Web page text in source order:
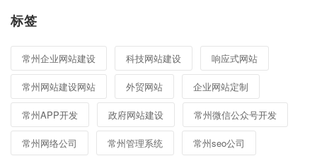
标签
常州企业网站建设 科技网站建设 响应式网站
常州网站建设网站 外贸网站 企业网站定制
常州APP开发 政府网站建设 常州微信公众号开发
常州网络公司 常州管理系统 常州seo公司